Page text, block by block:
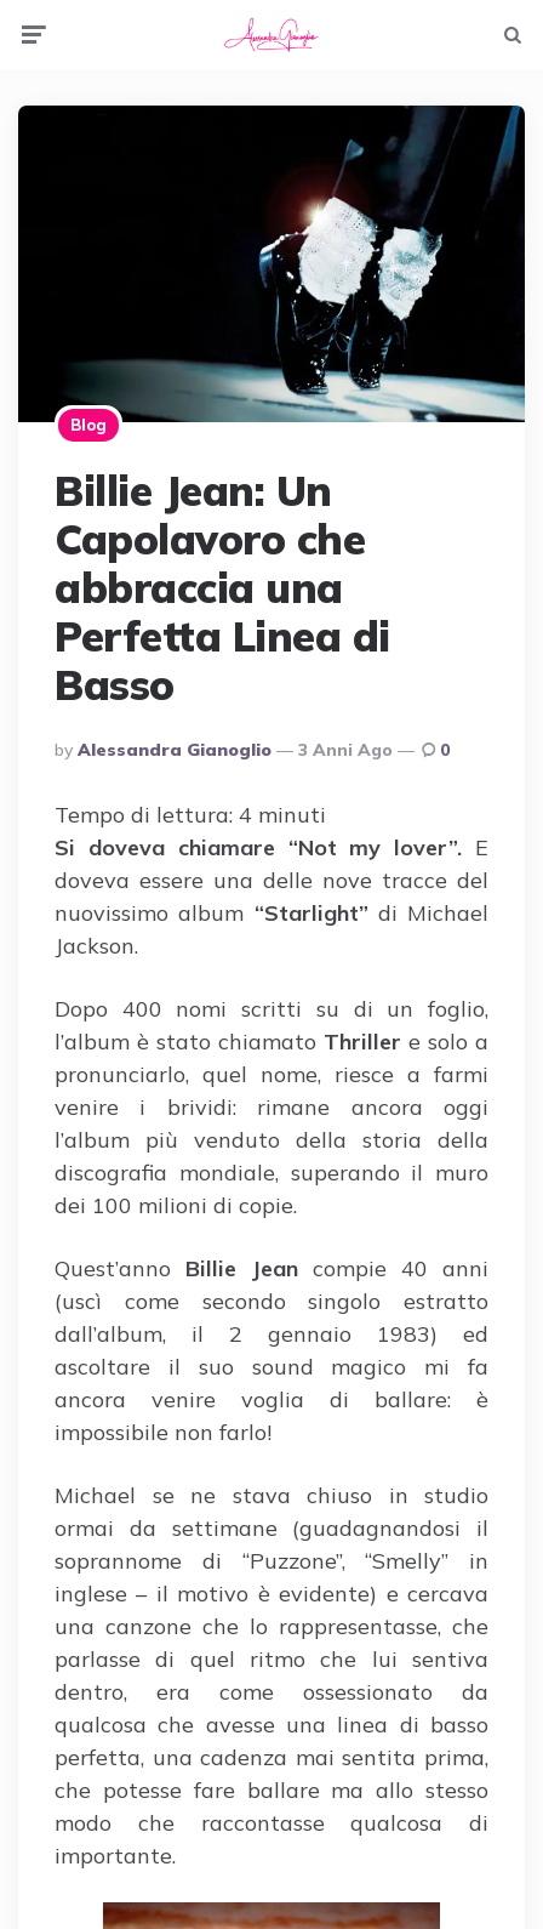
Blog
Billie Jean: Un
Capolavoro che
abbraccia una
Perfetta Linea di
Basso
Posted
By
By Alessandra Gianoglio 3 Anni Ago 0
Tempo di lettura: 4 minuti
Si doveva chiamare “Not my lover”. E
doveva essere una delle nove tracce del
nuovissimo album “Starlight” di Michael
Jackson.
Dopo 400 nomi scritti su di un foglio,
l’album è stato chiamato Thriller e solo a
pronunciarlo, quel nome, riesce a farmi
venire i brividi: rimane ancora oggi
l’album più venduto della storia della
discografia mondiale, superando il muro
dei 100 milioni di copie.
Quest’anno Billie Jean compie 40 anni
(uscì come secondo singolo estratto
dall’album, il 2 gennaio 1983) ed
ascoltare il suo sound magico mi fa
ancora venire voglia di ballare: è
impossibile non farlo!
Michael se ne stava chiuso in studio
ormai da settimane (guadagnandosi il
soprannome di “Puzzone”, “Smelly” in
inglese – il motivo è evidente) e cercava
una canzone che lo rappresentasse, che
parlasse di quel ritmo che lui sentiva
dentro, era come ossessionato da
qualcosa che avesse una linea di basso
perfetta, una cadenza mai sentita prima,
che potesse fare ballare ma allo stesso
modo che raccontasse qualcosa di
importante.